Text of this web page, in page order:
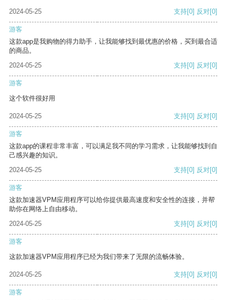
2024-05-25 支持[0] 反对[0]
游客
这款app是我购物的得力助手，让我能够找到最优惠的价格，买到最合适
的商品。
2024-05-25
支持[0] 反对[0]
游客
这个软件很好用
2024-05-25 支持[0] 反对[0]
游客
这款app的课程非常丰富，可以满足我不同的学习需求，让我能够找到自
己感兴趣的知识。
2024-05-25
支持[0] 反对[0]
游客
这款加速器VPM应用程序可以给你提供最高速度和安全性的连接，并帮
助你在网络上自由移动。
2024-05-25
支持[0] 反对[0]
游客
这款加速器VPM应用程序已经为我们带来了无限的流畅体验。
2024-05-25 支持[0] 反对[0]
游客